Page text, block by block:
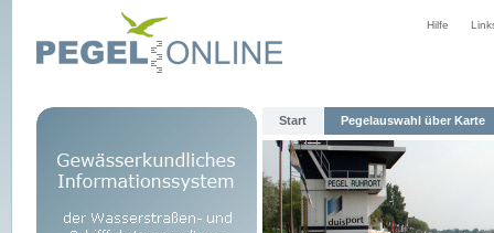
Hilfe
Start Pegelauswahl über Karte